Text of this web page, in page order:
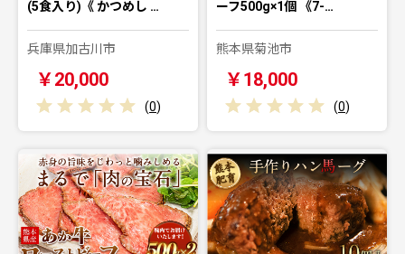
(5食入り)《 かつめし …
兵庫県加古川市
￥20,000
(0)
ーフ500g×1個 《7-…
熊本県菊池市
￥18,000
(0)